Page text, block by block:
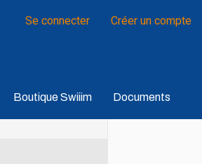
Se connecter Créer un compte
Boutique Swiiim Documents